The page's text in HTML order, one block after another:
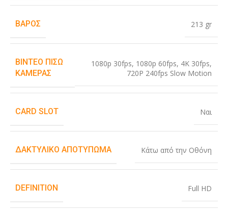
ΒΆΡΟΣ 213 gr
ΒΊΝΤΕΟ ΠΊΣΩ
ΚΆΜΕΡΑΣ
1080p 30fps, 1080p 60fps, 4K 30fps,
720P 240fps Slow Motion
CARD SLOT Ναι
ΔΑΚΤΥΛΙΚΌ ΑΠΟΤΎΠΩΜΑ Κάτω από την Οθόνη
DEFINITION Full HD